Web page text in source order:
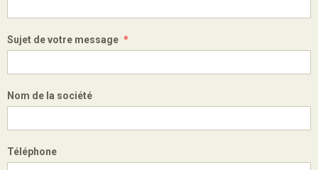
Sujet de votre message
Nom de la société
Téléphone